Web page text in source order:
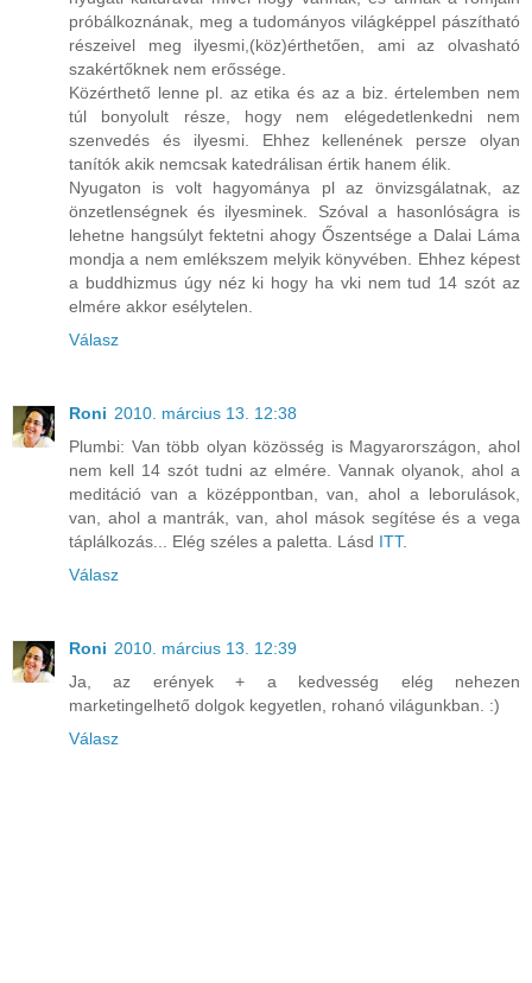
próbálkoznának, meg a tudományos világképpel pászítható
részeivel meg ilyesmi,(köz)érthetően, ami az olvasható
szakértőknek nem erőssége.
Közérthető lenne pl. az etika és az a biz. értelemben nem
túl bonyolult része, hogy nem elégedetlenkedni nem
szenvedés és ilyesmi. Ehhez kellenének persze olyan
tanítók akik nemcsak katedrálisan értik hanem élik.
Nyugaton is volt hagyománya pl az önvizsgálatnak, az
önzetlenségnek és ilyesminek. Szóval a hasonlóságra is
lehetne hangsúlyt fektetni ahogy Őszentsége a Dalai Láma
mondja a nem emlékszem melyik könyvében. Ehhez képest
a buddhizmus úgy néz ki hogy ha vki nem tud 14 szót az
elmére akkor esélytelen.
Válasz
Roni 2010. március 13. 12:38
Plumbi: Van több olyan közösség is Magyarországon, ahol
nem kell 14 szót tudni az elmére. Vannak olyanok, ahol a
meditáció van a középpontban, van, ahol a leborulások,
van, ahol a mantrák, van, ahol mások segítése és a vega
táplálkozás... Elég széles a paletta. Lásd ITT.
Válasz
Roni 2010. március 13. 12:39
Ja, az erények + a kedvesség elég nehezen
marketingelhető dolgok kegyetlen, rohanó világunkban. :)
Válasz